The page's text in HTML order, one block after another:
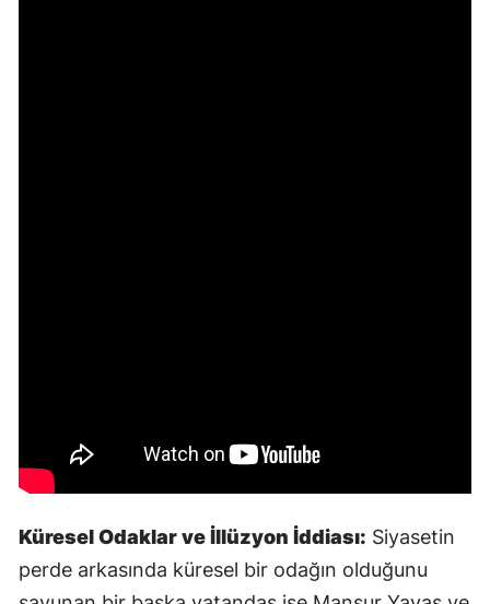
Küresel Odaklar ve İllüzyon İddiası: Siyasetin
perde arkasında küresel bir odağın olduğunu